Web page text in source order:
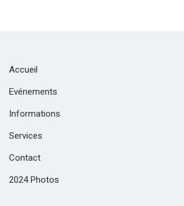
Accueil
Evénements
Informations
Services
Contact
2024 Photos